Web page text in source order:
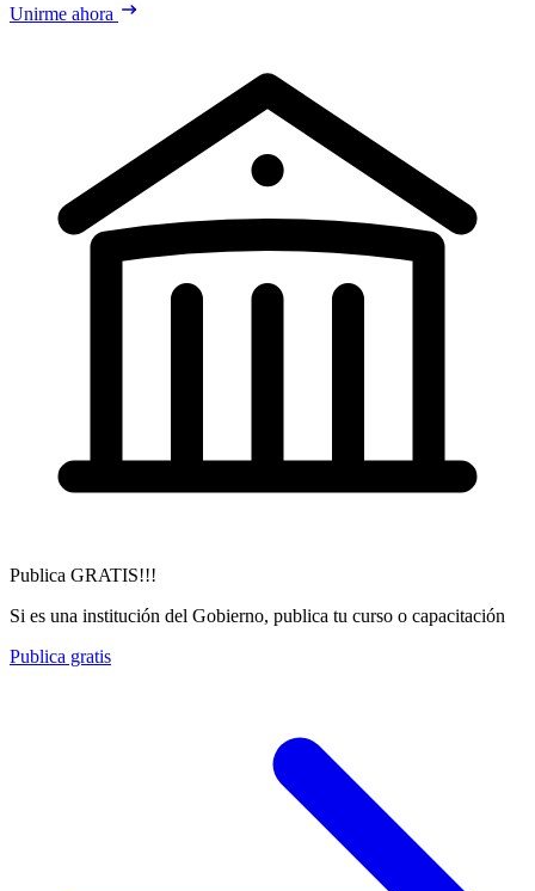
Unirme ahora
Publica GRATIS!!!
Si es una institución del Gobierno, publica tu curso o capacitación
Publica gratis